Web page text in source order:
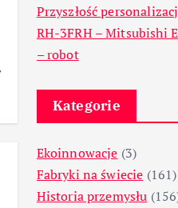
Przyszłość
RH-3FRH – Mitsubishi
– robot
Kategorie
Ekoinnowacje (3)
Fabryki na świecie (161)
Historia przemysłu